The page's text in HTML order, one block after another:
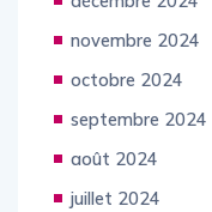
novembre 2024
octobre 2024
septembre 2024
août 2024
juillet 2024